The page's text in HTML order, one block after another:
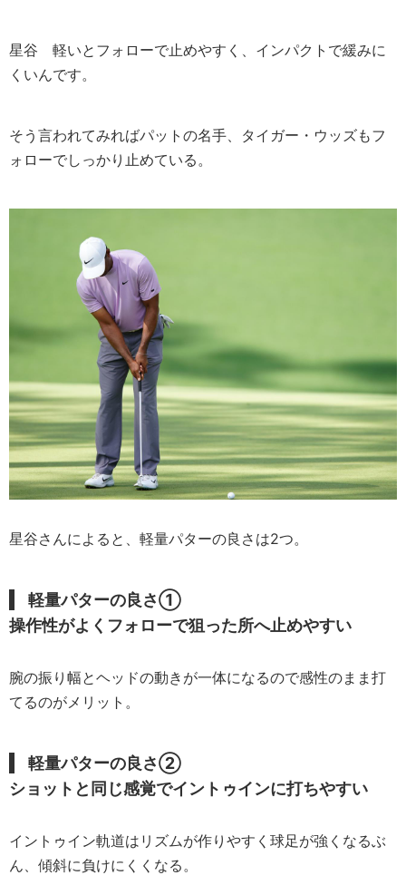
星谷 軽いとフォローで止めやすく、インパクトで緩みに
くいんです。
そう言われてみればパットの名手、タイガー・ウッズもフ
ォローでしっかり止めている。
星谷さんによると、軽量パターの良さは2つ。
軽量パターの良さ①
操作性がよくフォローで狙った所へ止めやすい
腕の振り幅とヘッドの動きが一体になるので感性のまま打
てるのがメリット。
軽量パターの良さ②
ショットと同じ感覚でイントゥインに打ちやすい
イントゥイン軌道はリズムが作りやすく球足が強くなるぶ
ん、傾斜に負けにくくなる。